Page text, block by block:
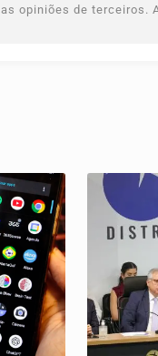
opiniões de terceiros.